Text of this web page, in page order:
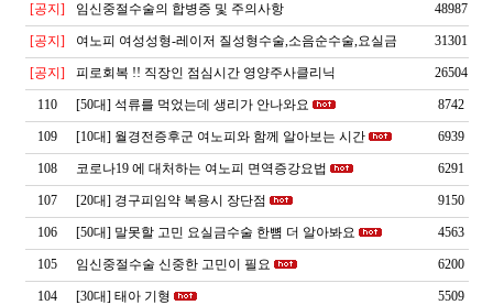
[공지] 임신중절수술의 합병증 및 주의사항 48987
[공지] 여노피 여성성형-레이저 질성형수술,소음순수술,요실금 31301
[공지] 피로회복 !! 직장인 점심시간 영양주사클리닉 26504
110 [50대] 석류를 먹었는데 생리가 안나와요 8742
109 [10대] 월경전증후군 여노피와 함께 알아보는 시간 6939
108 코로나19 에 대처하는 여노피 면역증강요법 6291
107 [20대] 경구피임약 복용시 장단점 9150
106 [50대] 말못할 고민 요실금수술 한뼘 더 알아봐요 4563
105 임신중절수술 신중한 고민이 필요 6200
104 [30대] 태아 기형 5509